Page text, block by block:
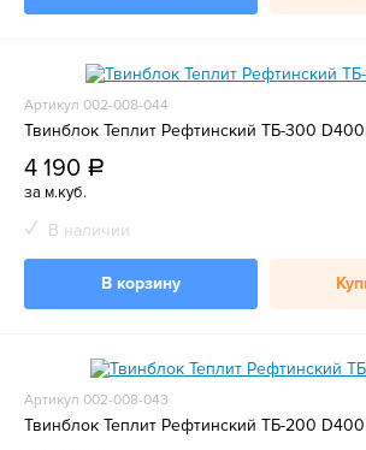
Артикул 002-008-044
Твинблок Теплит Рефтинский ТБ-300
4 190 a
за м.куб.
В наличии
В корзину
Артикул 002-008-043
Твинблок Теплит Рефтинский ТБ-200 D400